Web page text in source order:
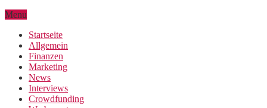
Menu
Startseite
Allgemein
Finanzen
Marketing
News
Interviews
Crowdfunding